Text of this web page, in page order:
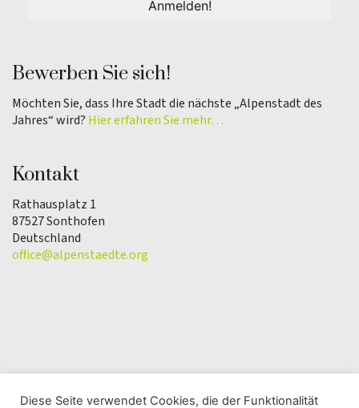
Bewerben Sie sich!
Möchten Sie, dass Ihre Stadt die nächste „Alpenstadt des
Jahres“ wird? Hier erfahren Sie mehr…
Kontakt
Rathausplatz 1
87527 Sonthofen
Deutschland
office@alpenstaedte.org
Diese Seite verwendet Cookies, die der Funktionalität